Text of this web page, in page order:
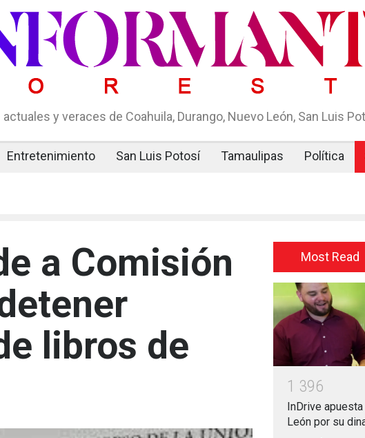
y veraces de Coahuila, Durango, Nuevo León, San Luis
Entretenimiento San Luis Potosí Tamaulipas Política
a Comisión
libros de
Most Read
1 396
InDrive
León por su